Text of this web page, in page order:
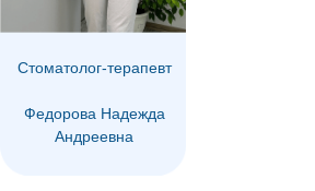
Стоматолог-терапевт
Федорова Надежда
Андреевна